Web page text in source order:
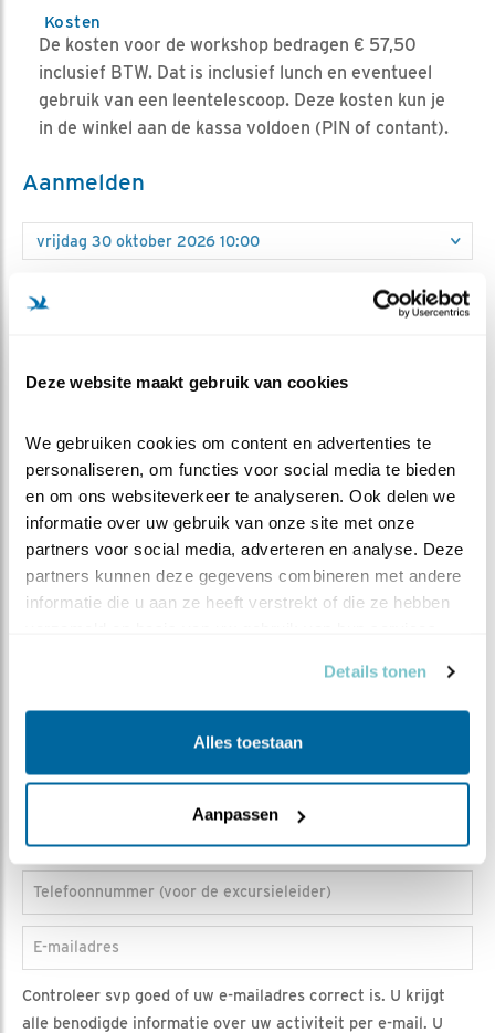
Deze website maakt gebruik van cookies
We gebruiken cookies om content en advertenties te
personaliseren, om functies voor social media te bieden
en om ons websiteverkeer te analyseren. Ook delen we
informatie over uw gebruik van onze site met onze
partners voor social media, adverteren en analyse. Deze
partners kunnen deze gegevens combineren met andere
informatie die u aan ze heeft verstrekt of die ze hebben
Details tonen
Alles toestaan
Aanpassen
Kosten
De kosten voor de workshop bedragen € 57,50
inclusief BTW. Dat is inclusief lunch en eventueel
gebruik van een leentelescoop. Deze kosten kun je
in de winkel aan de kassa voldoen (PIN of contant).
Aanmelden
Nog 10 plaatsen beschikbaar
Uw gegevens
De heer Mevrouw
Voorlttrs
Tussenv.
Toev.
Telefoonnummer (voor de excursieleider)
E-mailadres
Controleer svp goed of uw e-mailadres correct is. U krijgt
alle benodigde informatie over uw activiteit per e-mail. U